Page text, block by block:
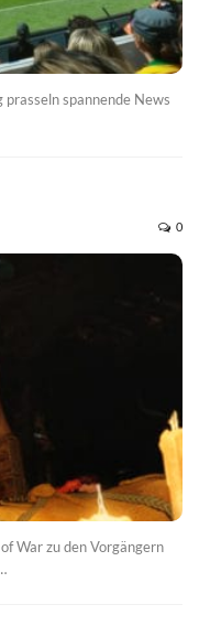
prasseln spannende News
0
War zu den Vorgängern